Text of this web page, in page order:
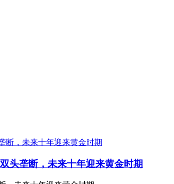
头垄断，未来十年迎来黄金时期